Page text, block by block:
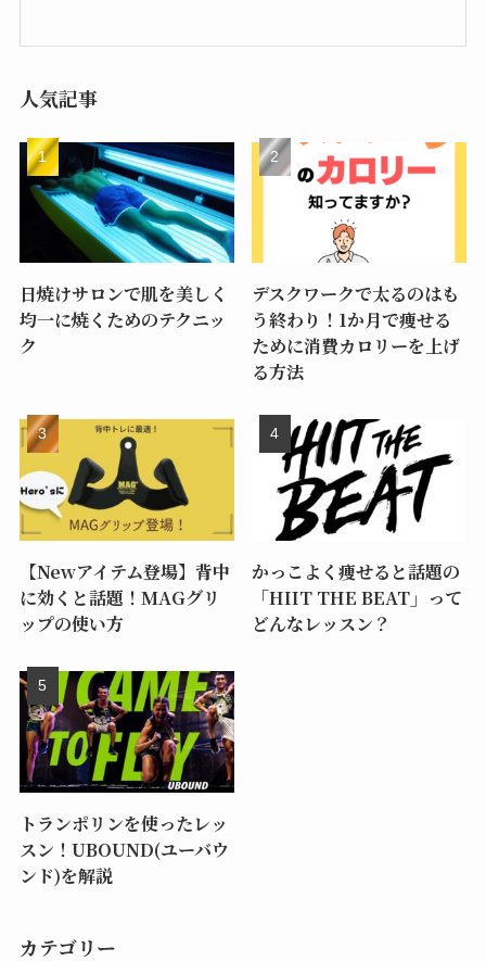
人気記事
日焼けサロンで肌を美しく
均一に焼くためのテクニッ
ク
デスクワークで太るのはも
う終わり！1か月で痩せる
ために消費カロリーを上げ
る方法
【Newアイテム登場】背中
に効くと話題！MAGグリ
ップの使い方
かっこよく痩せると話題の
「HIIT THE BEAT」って
どんなレッスン？
トランポリンを使ったレッ
スン！UBOUND(ユーバウ
ンド)を解説
カテゴリー